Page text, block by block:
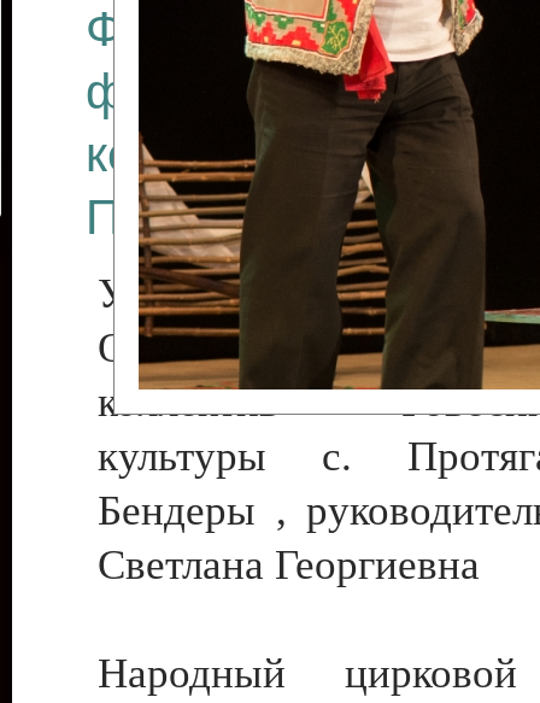
Финал
фестиваля
коллективов
Приднестровского
Участники фестиваля:
Образцовый
коллектив
культуры с.
Бендеры ,
Светлана Георгиевна
Народный цирковой